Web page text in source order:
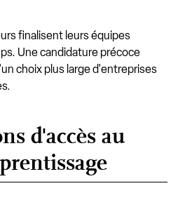
finalisent leurs équipes
Une candidature précoce
choix plus large d'entreprises
d'accès au